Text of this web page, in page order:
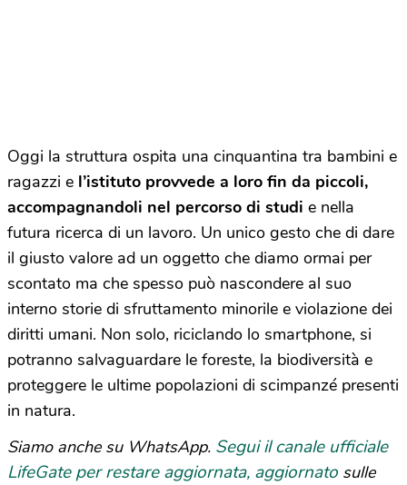
Oggi la struttura ospita una cinquantina tra bambini e
ragazzi e l’istituto provvede a loro fin da piccoli,
accompagnandoli nel percorso di studi e nella
futura ricerca di un lavoro. Un unico gesto che di dare
il giusto valore ad un oggetto che diamo ormai per
scontato ma che spesso può nascondere al suo
interno storie di sfruttamento minorile e violazione dei
diritti umani. Non solo, riciclando lo smartphone, si
potranno salvaguardare le foreste, la biodiversità e
proteggere le ultime popolazioni di scimpanzé presenti
in natura.
Siamo anche su WhatsApp. Segui il canale ufficiale
LifeGate per restare aggiornata, aggiornato sulle